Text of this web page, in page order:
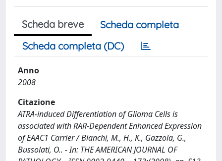
Scheda breve
Scheda completa
Scheda completa (DC)
Anno
2008
Citazione
ATRA-induced Differentiation of Glioma Cells is
associated with RAR-Dependent Enhanced Expression
of EAAC1 Carrier / Bianchi, M., H., K., Gazzola, G.,
Bussolati, O.. - In: THE AMERICAN JOURNAL OF